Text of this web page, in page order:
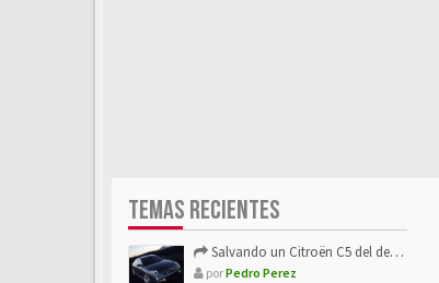
TEMAS RECIENTES
Salvando un Citroën C5 del desguace: Presentación y seguimiento
porPedro Perez